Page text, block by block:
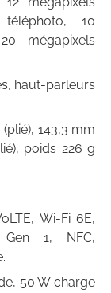
10
mégapixels
haut-parleurs
143,3 mm
poids 226 g
Wi-Fi 6E,
1, NFC,
50 W charge